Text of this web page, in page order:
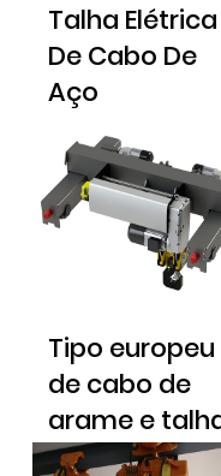
Talha Elétrica
De Cabo De
Aço
Tipo europeu
de cabo de
arame e
elétrica